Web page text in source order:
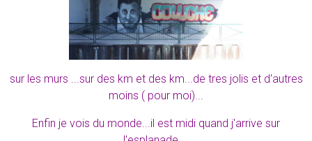
sur les murs ...sur des km et des km...de tres jolis et d'autres
moins ( pour moi)...
Enfin je vois du monde...il est midi quand j'arrive sur